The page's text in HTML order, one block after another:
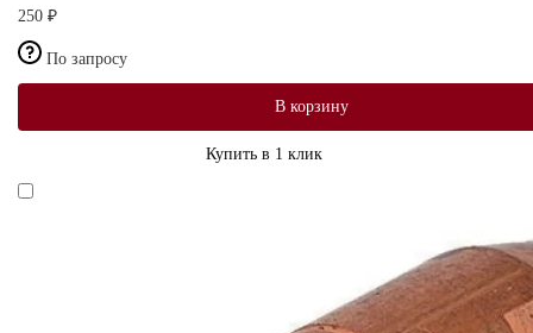
250 ₽
По запросу
В корзину
Купить в 1 клик